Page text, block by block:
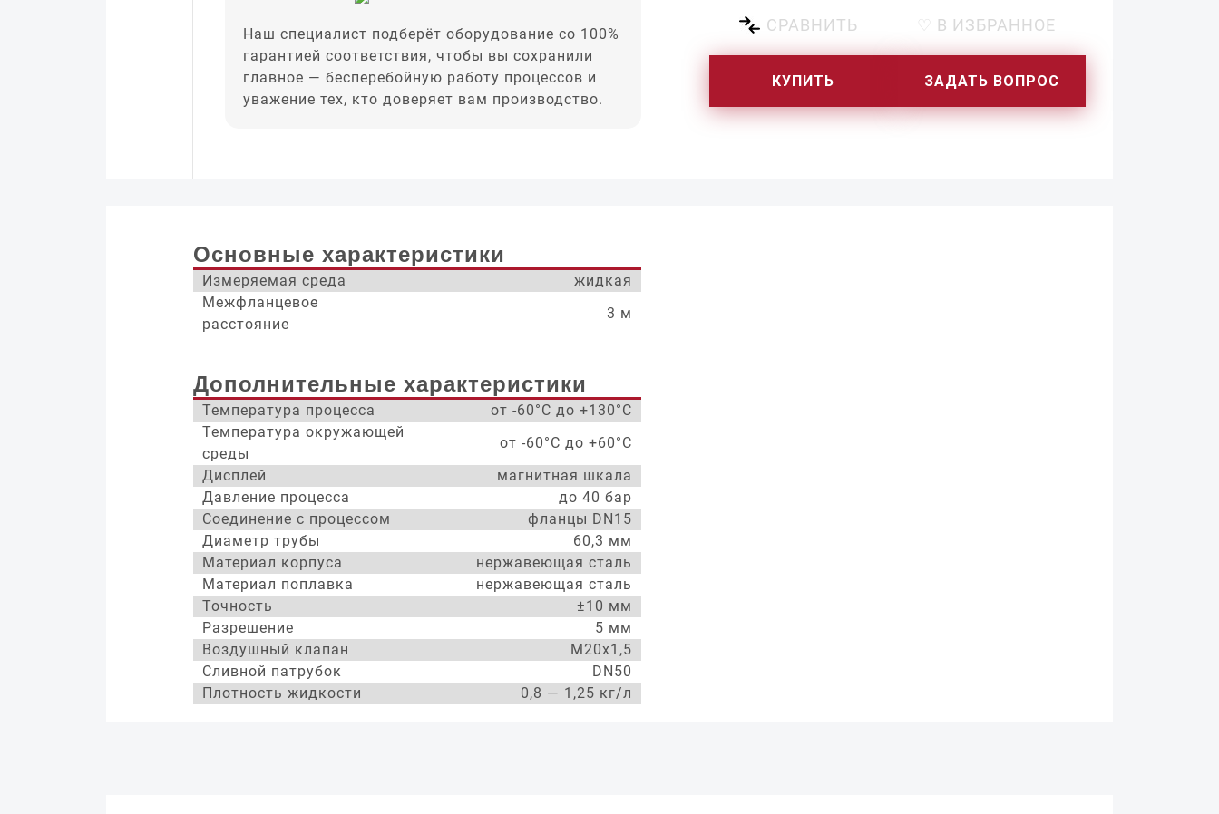
Наш специалист подберёт оборудование со 100%
гарантией соответствия, чтобы вы сохранили
главное — бесперебойную работу процессов и
уважение тех, кто доверяет вам производство.
СРАВНИТЬ ♡ В ИЗБРАННОЕ
КУПИТЬ ЗАДАТЬ ВОПРОС
Основные характеристики
Измеряемая среда
жидкая
Межфланцевое
расстояние
3 м
Дополнительные характеристики
Температура процесса
от -60°С до +130°С
Температура окружающей
среды
от -60°С до +60°С
Дисплей
магнитная шкала
Давление процесса
до 40 бар
Соединение с процессом
фланцы DN15
Диаметр трубы
60,3 мм
Материал корпуса
нержавеющая сталь
Материал поплавка
нержавеющая сталь
Точность
±10 мм
Разрешение
5 мм
Воздушный клапан
М20х1,5
Сливной патрубок
DN50
Плотность жидкости
0,8 — 1,25 кг/л